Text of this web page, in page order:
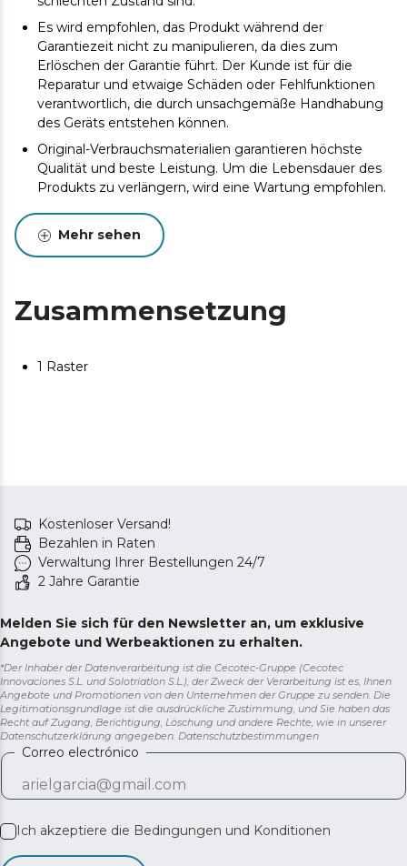
Es wird empfohlen, das Produkt während der
Garantiezeit nicht zu manipulieren, da dies zum
Erlöschen der Garantie führt. Der Kunde ist für die
Reparatur und etwaige Schäden oder Fehlfunktionen
verantwortlich, die durch unsachgemäße Handhabung
des Geräts entstehen können.
Original-Verbrauchsmaterialien garantieren höchste
Qualität und beste Leistung. Um die Lebensdauer des
Produkts zu verlängern, wird eine Wartung empfohlen.
Mehr sehen
Zusammensetzung
1 Raster
Kostenloser Versand!
Bezahlen in Raten
Verwaltung Ihrer Bestellungen 24/7
2 Jahre Garantie
Melden Sie sich für den Newsletter an, um exklusive
Angebote und Werbeaktionen zu erhalten.
*Der Inhaber der Datenverarbeitung ist die Cecotec-Gruppe (Cecotec
Innovaciones S.L. und Solotriatlon S.L.), der Zweck der Verarbeitung ist es, Ihnen
Angebote und Promotionen von den Unternehmen der Gruppe zu senden. Die
Legitimationsgrundlage ist die ausdrückliche Zustimmung, und Sie haben das
Recht auf Zugang, Berichtigung, Löschung und andere Rechte, wie in unserer
Datenschutzerklärung angegeben. Datenschutzbestimmungen
Correo electrónico
Ich akzeptiere die Bedingungen und Konditionen